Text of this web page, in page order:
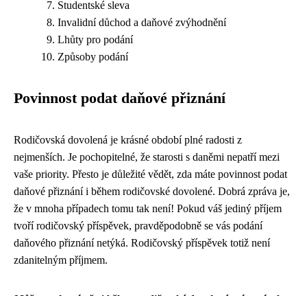
Studentské sleva
Invalidní důchod a daňové zvýhodnění
Lhůty pro podání
Způsoby podání
Povinnost podat daňové přiznání
Rodičovská dovolená je krásné období plné radosti z
nejmenších. Je pochopitelné, že starosti s daněmi nepatří mezi
vaše priority. Přesto je důležité vědět, zda máte povinnost podat
daňové přiznání i během rodičovské dovolené. Dobrá zpráva je,
že v mnoha případech tomu tak není! Pokud váš jediný příjem
tvoří rodičovský příspěvek, pravděpodobně se vás podání
daňového přiznání netýká. Rodičovský příspěvek totiž není
zdanitelným příjmem.